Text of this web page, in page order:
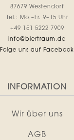
87679 Westendorf
Tel.: Mo.–Fr. 9–15 Uhr
+49 151 5222 7909
info@biertraum.de
Folge uns auf Facebook
INFORMATION
Wir über uns
AGB